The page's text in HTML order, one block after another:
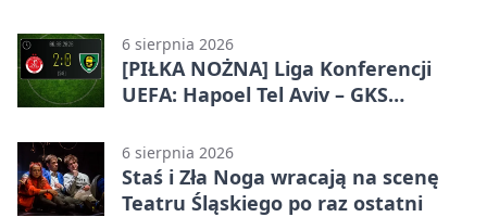
6 sierpnia 2026
[PIŁKA NOŻNA] Liga Konferencji
UEFA: Hapoel Tel Aviv – GKS
rundy kwalifikacyjnej
6 sierpnia 2026
Staś i Zła Noga wracają na scenę
Teatru Śląskiego po raz ostatni